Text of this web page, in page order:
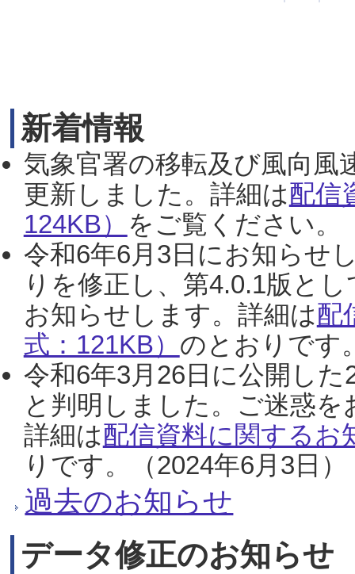
新着情報
気象官署の移転及び風向風
更新しました。詳細は配信
124KB） をご覧ください。
令和6年6月3日にお知らせ
りを修正し、第4.0.1版と
お知らせします。詳細は配
式：121KB） のとおりです
令和6年3月26日に公開し
と判明しました。ご迷惑
詳細は配信資料に関するお
りです。（2024年6月3日）
過去のお知らせ
データ修正のお知らせ